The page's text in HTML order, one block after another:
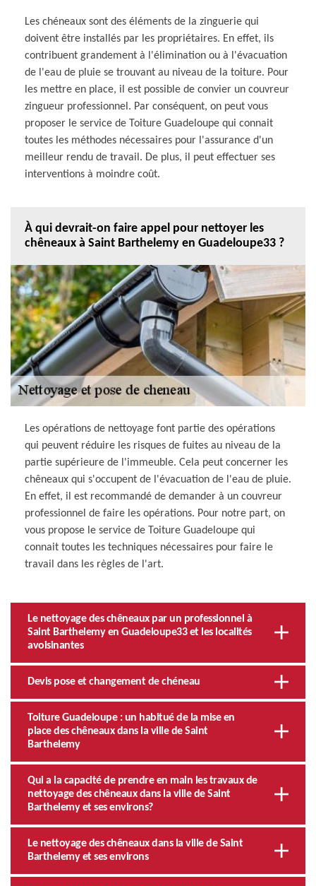
Les chéneaux sont des éléments de la zinguerie qui
doivent être installés par les propriétaires. En effet, ils
contribuent grandement à l'élimination ou à l'évacuation
de l'eau de pluie se trouvant au niveau de la toiture. Pour
les mettre en place, il est possible de convier un couvreur
zingueur professionnel. Par conséquent, on peut vous
proposer le service de Toiture Guadeloupe qui connait
toutes les méthodes nécessaires pour l'assurance d'un
meilleur rendu de travail. De plus, il peut effectuer ses
interventions à moindre coût.
À qui devrait-on faire appel pour nettoyer les
chêneaux à Saint Barthelemy en Guadeloupe33 ?
Les opérations de nettoyage font partie des opérations
qui peuvent réduire les risques de fuites au niveau de la
partie supérieure de l'immeuble. Cela peut concerner les
chêneaux qui s'occupent de l'évacuation de l'eau de pluie.
En effet, il est recommandé de demander à un couvreur
professionnel de faire les opérations. Pour notre part, on
vous propose le service de Toiture Guadeloupe qui
connait toutes les techniques nécessaires pour faire le
travail dans les règles de l'art.
Le nettoyage des chêneaux par un professionnel à
Saint Barthelemy en Guadeloupe33 et les localités
avoisinantes
Devis pose et changement de chéneau
Toiture Guadeloupe : un habitué de la mise en
place des chêneaux dans la ville de Saint
Barthelemy
Qui a la capacité de prendre en main les travaux de
nettoyage des chêneaux dans la ville de Saint
Barthelemy et ses environs?
Le nettoyage des chêneaux dans la ville de Saint
Barthelemy et ses environs